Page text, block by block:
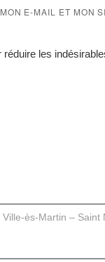
E-MAIL ET MON
les
Ville-ès-Martin – Saint